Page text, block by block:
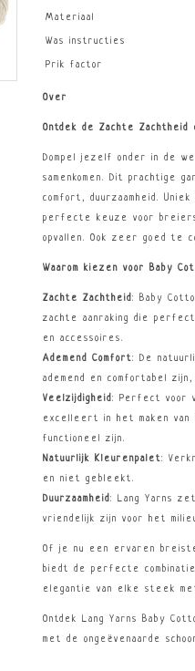
Materiaal
Was instructies
Prik factor
Over
Ontdek de Zachte Zachtheid
Dompel jezelf onder in de
samenkomen. Dit prachtige
comfort, duurzaamheid.
perfecte keuze voor
opvallen. Ook zeer goed te
Waarom kiezen voor Baby
Zachte Zachtheid : Baby
zachte aanraking die
en accessoires.
Ademend Comfort: De
ademend en comfortabel
Veelzijdigheid : Perfect voor
excelleert in het maken van
functioneel zijn.
Natuurlijk Kleurenpalet:
en niet gebleekt.
Duurzaamheid : Lang Yarns
vriendelijk zijn voor het
Of je nu een ervaren
biedt de perfecte combinatie
elegantie van elke steek
Ontdek Lang Yarns Baby
met de ongeëvenaarde